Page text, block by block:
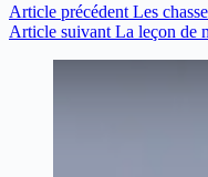
Article précédent Les
Article suivant La leçon de